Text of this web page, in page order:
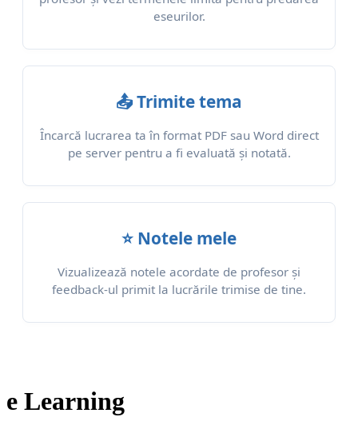
eseurilor.
📤 Trimite tema
Încarcă lucrarea ta în format PDF sau Word direct
pe server pentru a fi evaluată și notată.
⭐ Notele mele
Vizualizează notele acordate de profesor și
feedback-ul primit la lucrările trimise de tine.
e Learning